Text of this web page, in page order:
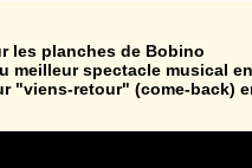
les planches de Bobino
meilleur spectacle musical
"viens-retour" (come-back)